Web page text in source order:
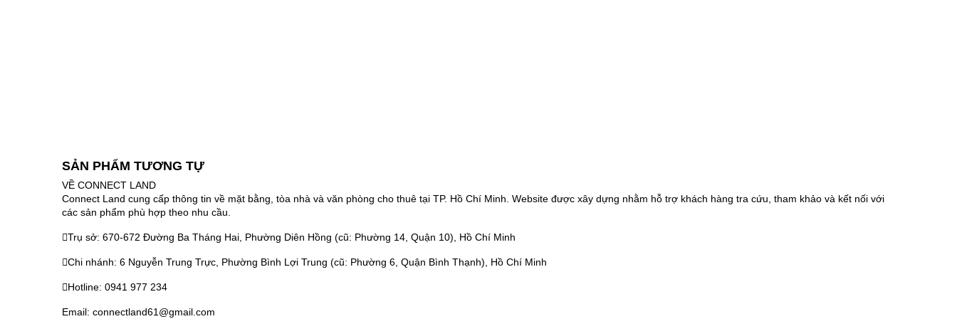
SẢN PHẨM TƯƠNG TỰ
VỀ CONNECT LAND
Connect Land cung cấp thông tin về mặt bằng, tòa nhà và văn phòng cho thuê tại TP. Hồ Chí Minh. Website được xây dựng nhằm hỗ trợ khách hàng tra cứu, tham khảo và kết nối với
các sản phẩm phù hợp theo nhu cầu.
Trụ sở: 670-672 Đường Ba Tháng Hai, Phường Diên Hồng (cũ: Phường 14, Quận 10), Hồ Chí Minh
Chi nhánh: 6 Nguyễn Trung Trực, Phường Bình Lợi Trung (cũ: Phường 6, Quận Bình Thạnh), Hồ Chí Minh
Hotline: 0941 977 234
Email: connectland61@gmail.com